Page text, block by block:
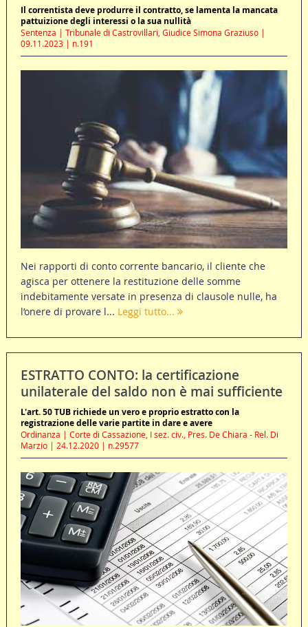
Il correntista deve produrre il contratto, se lamenta la mancata
pattuizione degli interessi o la sua nullità
Sentenza | Tribunale di Castrovillari, Giudice Simona Graziuso |
09.11.2023 | n.191
Nei rapporti di conto corrente bancario, il cliente che
agisca per ottenere la restituzione delle somme
indebitamente versate in presenza di clausole nulle, ha
l’onere di provare l... Leggi tutto...
ESTRATTO CONTO: la certificazione
unilaterale del saldo non è mai sufficiente
L'art. 50 TUB richiede un vero e proprio estratto con la
registrazione delle varie partite in dare e avere
Ordinanza | Corte di Cassazione, I sez. civ., Pres. De Chiara - Rel. Di
Marzio | 24.12.2020 | n.29577